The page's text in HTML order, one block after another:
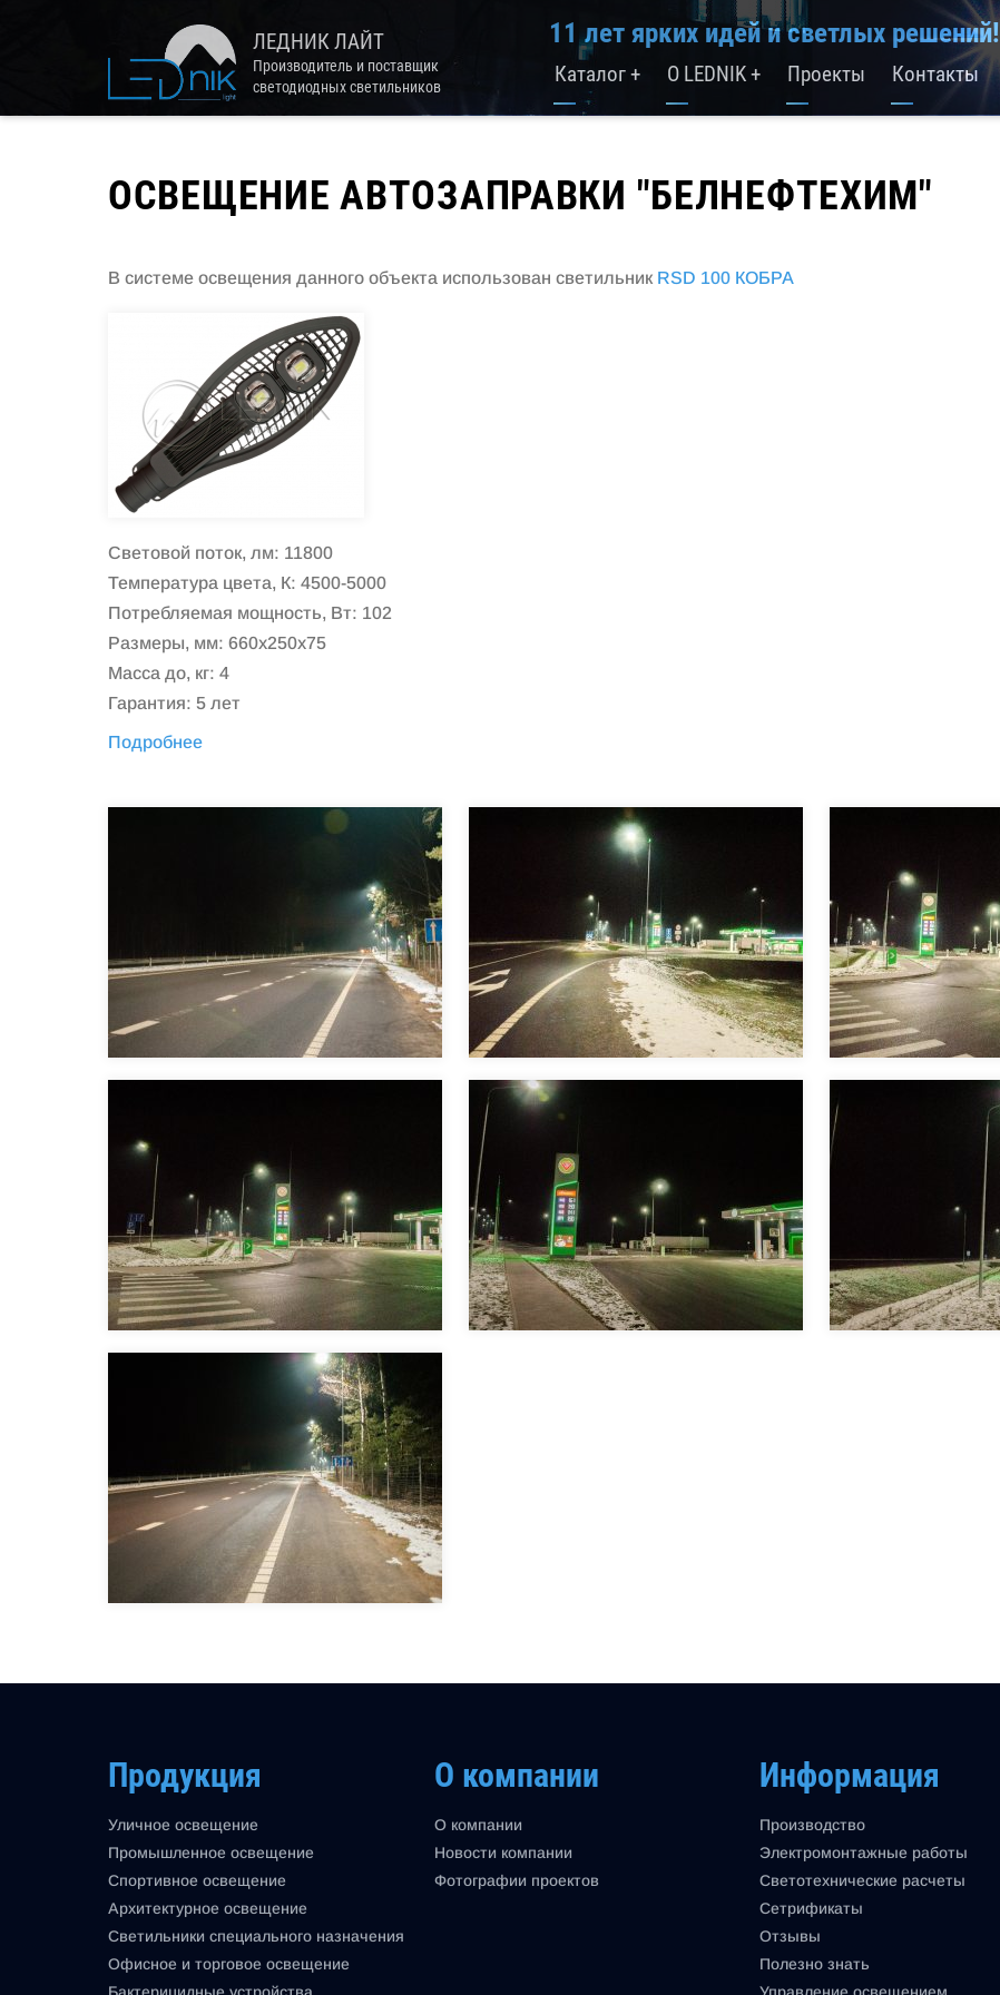
ЛЕДНИК ЛАЙТ
Производитель и поставщик
светодиодных светильников
11 лет ярких идей и светлых решений!
Основная
Каталог+ О LEDNIK+ Проекты Контакты
ОСВЕЩЕНИЕ АВТОЗАПРАВКИ "БЕЛНЕФТЕХИМ"
В системе освещения данного объекта использован светильник RSD 100 КОБРА
Световой поток, лм: 11800
Температура цвета, К: 4500-5000
Потребляемая мощность, Вт: 102
Размеры, мм: 660x250x75
Масса до, кг: 4
Гарантия: 5 лет
Подробнее
Продукция
Уличное освещение
Промышленное освещение
Спортивное освещение
Архитектурное освещение
Светильники специального назначения
Офисное и торговое освещение
О компании
О компании
Новости компании
Фотографии проектов
Информация
Производство
Электромонтажные работы
Светотехнические расчеты
Сетрификаты
Отзывы
Полезно знать